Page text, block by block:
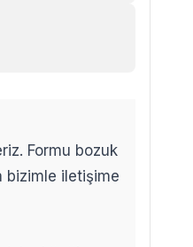
Formu bozuk
bizimle iletişime